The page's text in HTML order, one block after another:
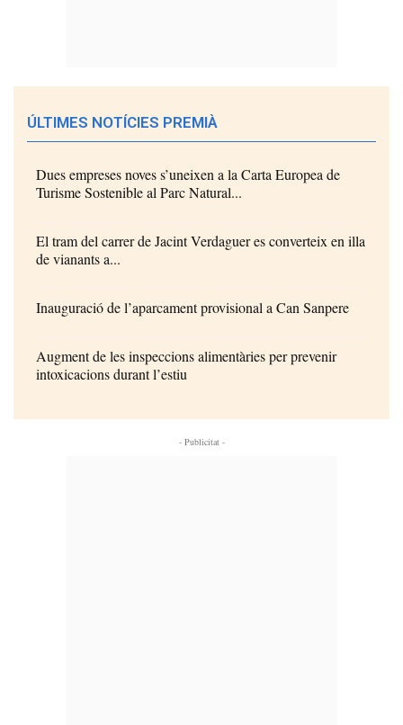
ÚLTIMES NOTÍCIES PREMIÀ
Dues empreses noves s’uneixen a la Carta Europea de
Turisme Sostenible al Parc Natural...
El tram del carrer de Jacint Verdaguer es converteix en illa
de vianants a...
Inauguració de l’aparcament provisional a Can Sanpere
Augment de les inspeccions alimentàries per prevenir
intoxicacions durant l’estiu
- Publicitat -